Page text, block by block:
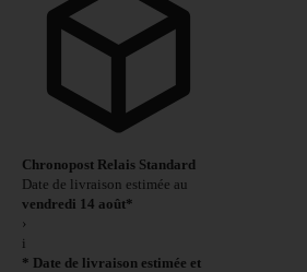
Chronopost Relais Standard
Date de livraison estimée au
vendredi 14 août*
›
i
* Date de livraison estimée et